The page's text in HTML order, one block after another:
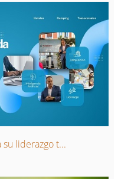
liderazgo t...